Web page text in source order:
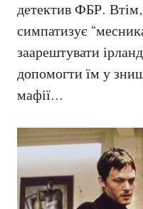
детектив ФБР.
симпатизує
заарештувати
допомогти їм у
мафії…